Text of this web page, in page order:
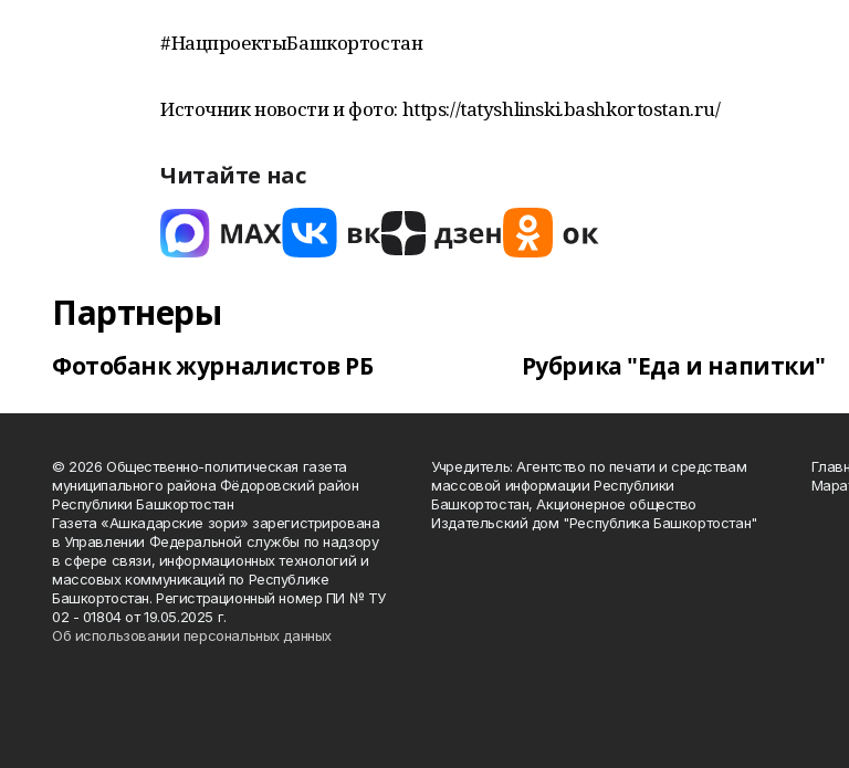
#НацпроектыБашкортостан
Источник новости и фото: https://tatyshlinski.bashkortostan.ru/
Читайте нас
Партнеры
Фотобанк журналистов РБ Рубрика "Еда и напитки"
© 2026 Общественно-политическая газета
муниципального района Фёдоровский район
Республики Башкортостан
Газета «Ашкадарские зори» зарегистрирована
в Управлении Федеральной службы по надзору
в сфере связи, информационных технологий и
массовых коммуникаций по Республике
Башкортостан. Регистрационный номер ПИ № ТУ
02 - 01804 от 19.05.2025 г.
Об использовании персональных данных
Учредитель: Агентство по печати и средствам
массовой информации Республики
Башкортостан, Акционерное общество
Издательский дом "Республика Башкортостан"